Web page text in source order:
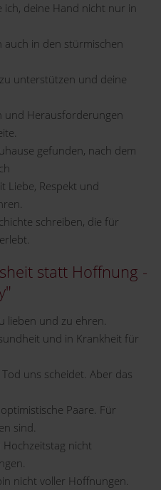
ich, deine Hand nicht nur in
auch in den stürmischen
unterstützen und deine
und Herausforderungen
gefunden, nach dem
Liebe, Respekt und
schreiben, die für
statt Hoffnung -
lieben und zu ehren.
und in Krankheit für
uns scheidet. Aber das
Paare. Für
sind.
nicht
nicht voller Hoffnungen.